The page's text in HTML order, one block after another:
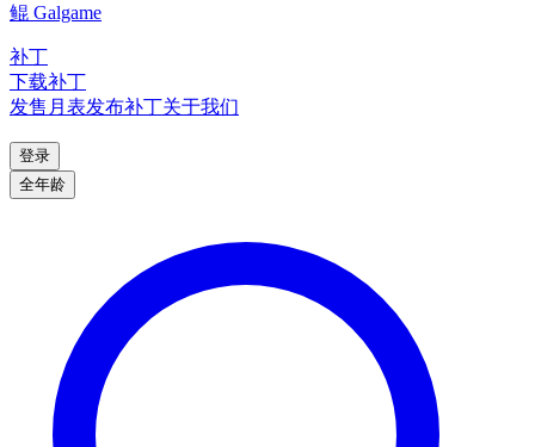
鲲 Galgame
补丁
下载补丁
发售月表发布补丁关于我们
登录
全年龄